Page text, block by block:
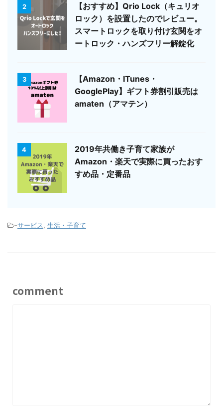
2
【おすすめ】Qrio Lock（キュリオ
ロック）を設置したのでレビュー。
スマートロックを取り付け玄関をオ
ートロック・ハンズフリー解錠化
3
【Amazon・ITunes・
GooglePlay】ギフト券割引販売は
amaten（アマテン）
4
2019年共働き子育て家族が
Amazon・楽天で実際に買ったおす
すめ品・定番品
-サービス, 生活・子育て
comment